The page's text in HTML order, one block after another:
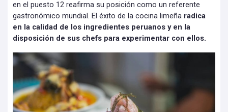
en el puesto 12 reafirma su posición como un referente
gastronómico mundial. El éxito de la cocina limeña radica
en la calidad de los ingredientes peruanos y en la
disposición de sus chefs para experimentar con ellos.